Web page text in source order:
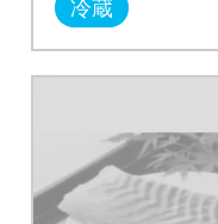
冷蔵